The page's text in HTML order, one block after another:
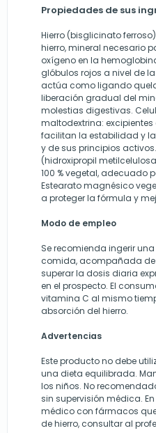
Propiedades de sus
Hierro (bisglicinato
hierro, mineral necesario
oxígeno en la
glóbulos rojos a nivel de
actúa como ligando
liberación gradual del
molestias digestivas.
maltodextrina:
facilitan la estabilidad y
y de sus principios
(hidroxipropil
100 % vegetal, adecuado
Estearato magnésico
a proteger la fórmula y
Modo de empleo
Se recomienda ingerir
comida, acompañada de
superar la dosis diaria
en el prospecto. El
vitamina C al mismo
absorción del hierro.
Advertencias
Este producto no debe
una dieta equilibrada.
los niños. No
sin supervisión médica.
médico con fármacos
de hierro, consultar al